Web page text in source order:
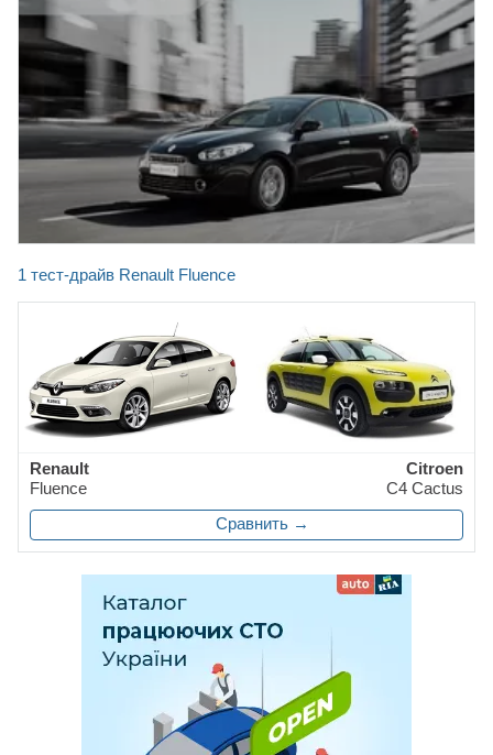
1 тест-драйв Renault Fluence
Renault
Fluence
Citroen
C4 Cactus
Сравнить →